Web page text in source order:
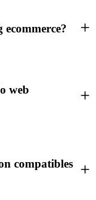
web
compatibles